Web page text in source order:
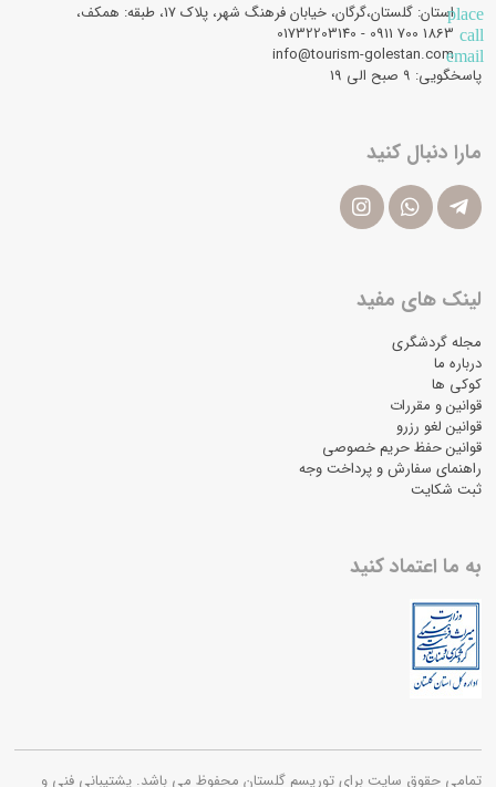
placeاستان: گلستان،گرگان، خیابان فرهنگ شهر، پلاک 17، طبقه: همکف،
call
email
info@tourism-golestan.com
پاسخگویی: ۹ صبح الی 19
مارا دنبال کنید
لینک های مفید
مجله گردشگری
درباره ما
کوکی ها
قوانین و مقررات
قوانین لغو رزرو
قوانین حفظ حریم خصوصی
راهنمای سفارش و پرداخت وجه
ثبت شکایت
به ما اعتماد کنید
تمامی حقوق سایت برای توریسم گلستان محفوظ می باشد. پشتیبانی فنی و